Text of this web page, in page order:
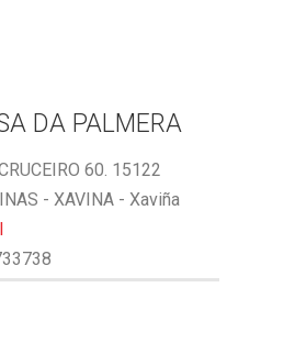
DA PALMERA
60. 15122
- XAVINA - Xaviña